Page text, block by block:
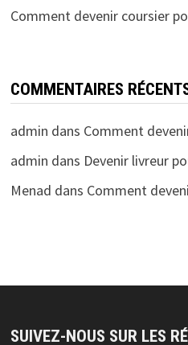
Comment devenir coursier
COMMENTAIRES
admin dans Comment
admin dans Devenir livreur
Menad dans Comment
SUIVEZ-NOUS SUR LES